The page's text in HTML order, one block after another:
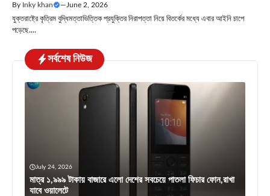
By Inky khan — June 2, 2026
যুক্তরাষ্ট্রে কৃত্রিম বুদ্ধিমত্তাভিত্তিক প্রযুক্তির নিরাপত্তা নিয়ে বিতর্কের মধ্যে এবার আইনি চাপে
পড়েছে....
সর্বশেষ নিউজ
July 24, 2026
মাত্র ১,৯৯৯ টাকায় বাজারে এলো দেশের সবচেয়ে পাতলা ফিচার ফোন,রাখা
যাবে ওয়ালেটে